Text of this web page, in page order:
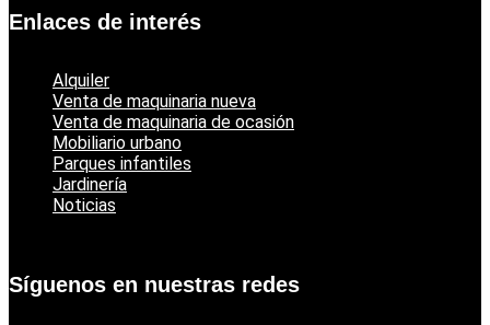
Enlaces de interés
Alquiler
Venta de maquinaria nueva
Venta de maquinaria de ocasión
Mobiliario urbano
Parques infantiles
Jardinería
Noticias
Síguenos en nuestras redes